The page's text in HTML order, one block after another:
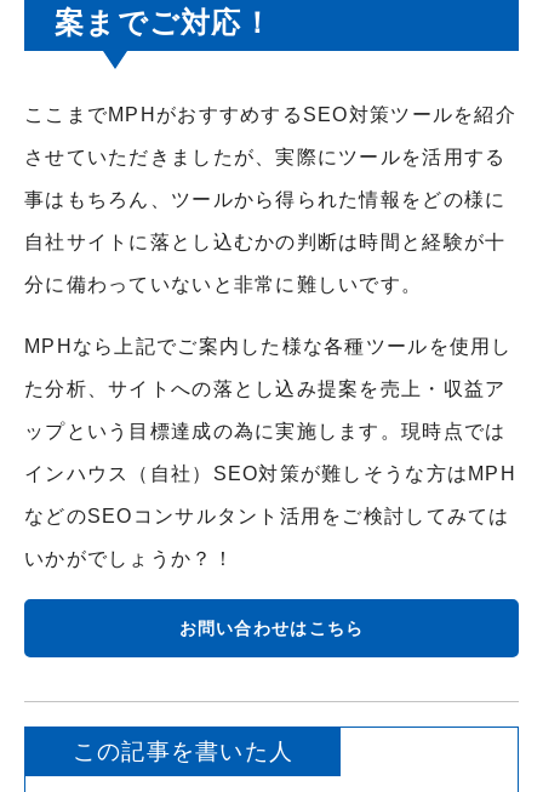
案までご対応！
ここまでMPHがおすすめするSEO対策ツールを紹介
させていただきましたが、実際にツールを活用する
事はもちろん、ツールから得られた情報をどの様に
自社サイトに落とし込むかの判断は時間と経験が十
分に備わっていないと非常に難しいです。
MPHなら上記でご案内した様な各種ツールを使用し
た分析、サイトへの落とし込み提案を売上・収益ア
ップという目標達成の為に実施します。現時点では
インハウス（自社）SEO対策が難しそうな方はMPH
などのSEOコンサルタント活用をご検討してみては
いかがでしょうか？！
お問い合わせはこちら
この記事を書いた人